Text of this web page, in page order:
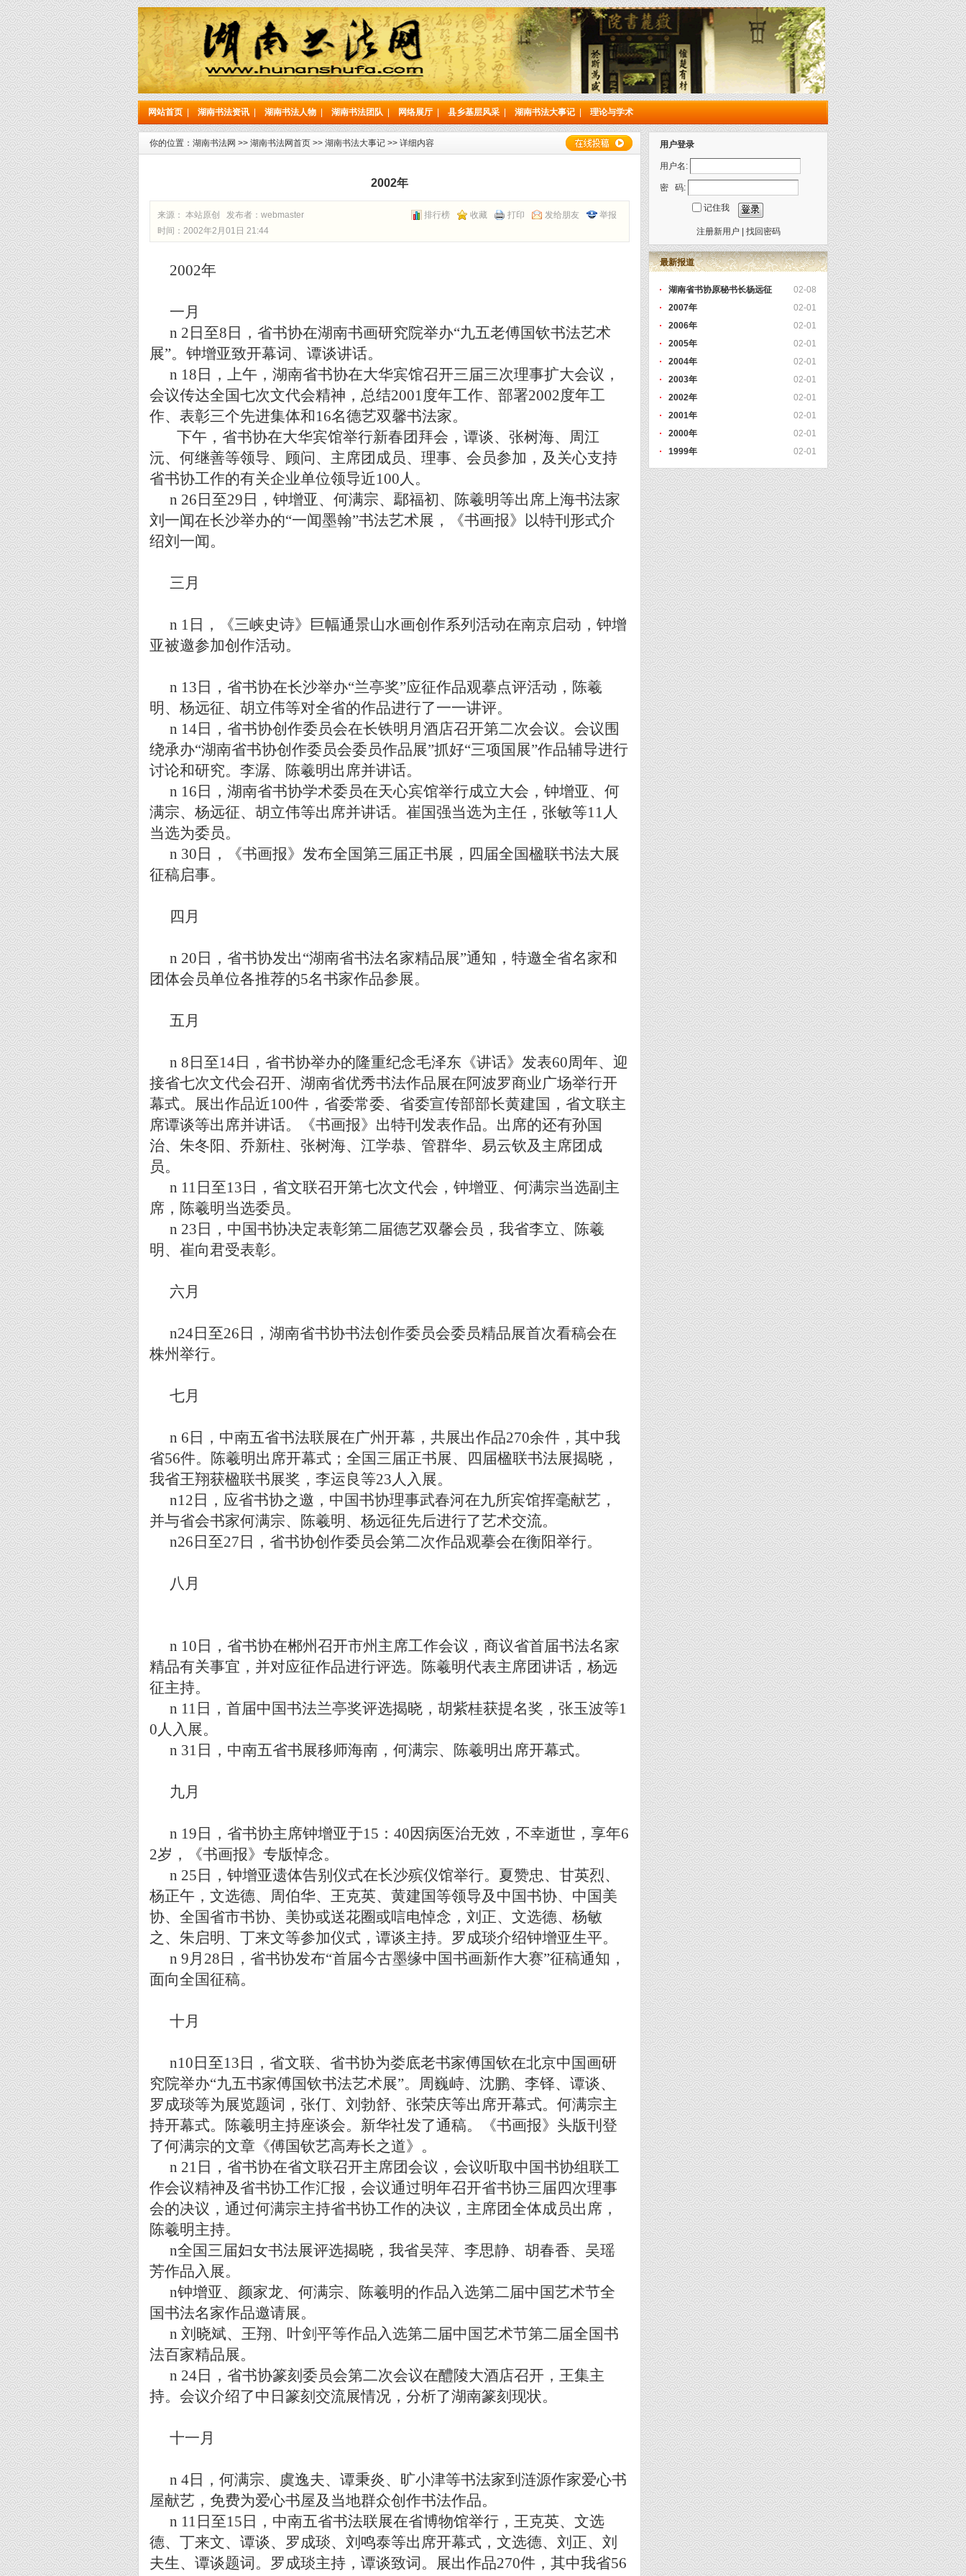
网站首页 湖南书法资讯 湖南书法人物 湖南书法团队 网络展厅 县乡基层风采 湖南书法大事记 理论与学术
你的位置： 湖南书法网 >> 湖南书法网首页 >> 湖南书法大事记 >> 详细内容
2002年
排行榜 收藏 打印 发给朋友 举报
来源： 本站原创 发布者： webmaster
时间：2002年2月01日 21:44
2002年
一月
n 2 日至8 日，省书协在湖南书画研究院举办“九五老傅国钦书法艺术
展”。钟增亚致开幕词、谭谈讲话。
n 18 日，上午，湖南省书协在大华宾馆召开三届三次理事扩大会议，
会议传达全国七次文代会精神，总结2001度年工作、部署2002度年工
作、表彰三个先进集体和16名德艺双馨书法家。
下午，省书协在大华宾馆举行新春团拜会，谭谈、张树海、周江
沅、何继善等领导、顾问、主席团成员、理事、会员参加，及关心支持
省书协工作的有关企业单位领导近100人。
n 26 日至29 日，钟增亚、何满宗、鄢福初、陈羲明等出席上海书法家
刘一闻在长沙举办的“一闻墨翰”书法艺术展，《书画报》以特刊形式介
绍刘一闻。
三月
n 1 日 ，
《三峡史诗》巨幅通景山水画创作系列活动在南京启动，钟增
亚被邀参加创作活动。
n 13 日，省书协在长沙举办“兰亭奖”应征作品观摹点评活动，陈羲
明、杨远征、胡立伟等对全省的作品进行了一一讲评。
n 14日，省书协创作委员会在长铁明月酒店召开第二次会议。会议围
绕承办“湖南省书协创作委员会委员作品展”抓好“三项国展”作品辅导进行
讨论和研究。李潺、陈羲明出席并讲话。
n 16 日，湖南省书协学术委员在天心宾馆举行成立大会，钟增亚、何
满宗、杨远征、胡立伟等出席并讲话。崔国强当选为主任，张敏等11人
当选为委员。
n 30 日，《书画报》发布全国第三届正书展，四届全国楹联书法大展
征稿启事。
四月
n 20 日，省书协发出“湖南省书法名家精品展”通知，特邀全省名家和
团体会员单位各推荐的5名书家作品参展。
五月
n 8 日至14日，省书协举办的隆重纪念毛泽东《讲话》发表60周年、迎
接省七次文代会召开、湖南省优秀书法作品展在阿波罗商业广场举行开
幕式。展出作品近100件，省委常委、省委宣传部部长黄建国，省文联主
席谭谈等出席并讲话。《书画报》出特刊发表作品。出席的还有孙国
治、朱冬阳、乔新柱、张树海、江学恭、管群华、易云钦及主席团成
员。
n 11 日至13 日，省文联召开第七次文代会，钟增亚、何满宗当选副主
席，陈羲明当选委员。
n 23 日，中国书协决定表彰第二届德艺双馨会员，我省李立、陈羲
明、崔向君受表彰。
六月
n24日至26 日，湖南省书协书法创作委员会委员精品展首次看稿会在
株州举行。
七月
n 6 日，中南五省书法联展在广州开幕，共展出作品270余件，其中我
省56件。陈羲明出席开幕式；全国三届正书展、四届楹联书法展揭晓，
我省王翔获楹联书展奖，李运良等23人入展。
n12 日，应省书协之邀，中国书协理事武春河在九所宾馆挥毫献艺，
并与省会书家何满宗、陈羲明、杨远征先后进行了艺术交流。
n26 日至27 日，省书协创作委员会第二次作品观摹会在衡阳举行。
八月
n 10 日，省书协在郴州召开市州主席工作会议，商议省首届书法名家
精品有关事宜，并对应征作品进行评选。陈羲明代表主席团讲话，杨远
征主持。
n 11 日，首届中国书法兰亭奖评选揭晓，胡紫桂获提名奖，张玉波等1
0人入展。
n 31 日，中南五省书展移师海南，何满宗、陈羲明出席开幕式。
九月
n 19 日，省书协主席钟增亚于15 ：40因病医治无效，不幸逝世，享年6
2岁，《书画报》专版悼念。
n 25 日，钟增亚遗体告别仪式在长沙殡仪馆举行。夏赞忠、甘英烈、
杨正午，文选德、周伯华、王克英、黄建国等领导及中国书协、中国美
协、全国省市书协、美协或送花圈或唁电悼念，刘正、文选德、杨敏
之、朱启明、丁来文等参加仪式，谭谈主持。罗成琰介绍钟增亚生平。
n 9月 28 日，省书协发布“首届今古墨缘中国书画新作大赛”征稿通知，
面向全国征稿。
十月
n10 日至13 日，省文联、省书协为娄底老书家傅国钦在北京中国画研
究院举办“九五书家傅国钦书法艺术展”。周巍峙、沈鹏、李铎、谭谈、
罗成琰等为展览题词，张仃、刘勃舒、张荣庆等出席开幕式。何满宗主
持开幕式。陈羲明主持座谈会。新华社发了通稿。《书画报》头版刊登
了何满宗的文章《傅国钦艺高寿长之道》。
n 21 日，省书协在省文联召开主席团会议，会议听取中国书协组联工
作会议精神及省书协工作汇报，会议通过明年召开省书协三届四次理事
会的决议，通过何满宗主持省书协工作的决议，主席团全体成员出席，
陈羲明主持。
n全国三届妇女书法展评选揭晓，我省吴萍、李思静、胡春香、吴瑶
芳作品入展。
n钟增亚、颜家龙、何满宗、陈羲明的作品入选第二届中国艺术节全
国书法名家作品邀请展。
n 刘晓斌、王翔、叶剑平等作品入选第二届中国艺术节第二届全国书
法百家精品展。
n 24日，省书协篆刻委员会第二次会议在醴陵大酒店召开，王集主
持。会议介绍了中日篆刻交流展情况，分析了湖南篆刻现状。
十一月
n 4日，何满宗、虞逸夫、谭秉炎、旷小津等书法家到涟源作家爱心书
屋献艺，免费为爱心书屋及当地群众创作书法作品。
n 11 日至15 日，中南五省书法联展在省博物馆举行，王克英、文选
德、丁来文、谭谈、罗成琰、刘鸣泰等出席开幕式，文选德、刘正、刘
夫生、谭谈题词。罗成琰主持，谭谈致词。展出作品270件，其中我省56
用户登录
用户名:
密 码:
记住我
注册新用户 找回密码
最新报道
02-08
湖南省书协原秘书长杨远征
02-01
2007年
02-01
2006年
02-01
2005年
02-01
2004年
02-01
2003年
02-01
2002年
02-01
2001年
02-01
2000年
02-01
1999年